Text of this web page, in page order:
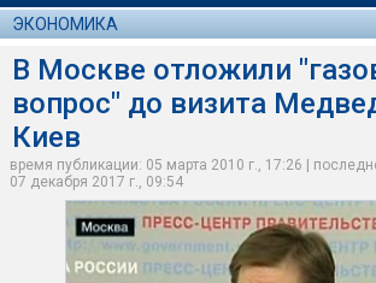
ЭКОНОМИКА
В Москве отложили
вопрос" до визита
Киев
время публикации: 05 марта 2010 г., 17:26 |
07 декабря 2017 г., 09:54